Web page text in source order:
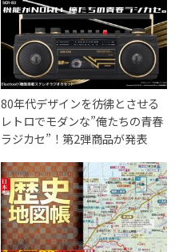
80年代デザインを彷彿とさせる
レトロでモダンな”俺たちの青春
ラジカセ”！第2弾商品が発表